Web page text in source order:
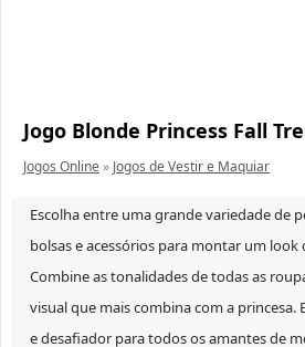
Jogo Blonde Princess Fall
Jogos Online» Jogos de Vestir e Maquiar
Escolha entre uma grande variedade de
bolsas e acessórios para montar um look
Combine as tonalidades de todas as
visual que mais combina com a
e desafiador para todos os amantes de